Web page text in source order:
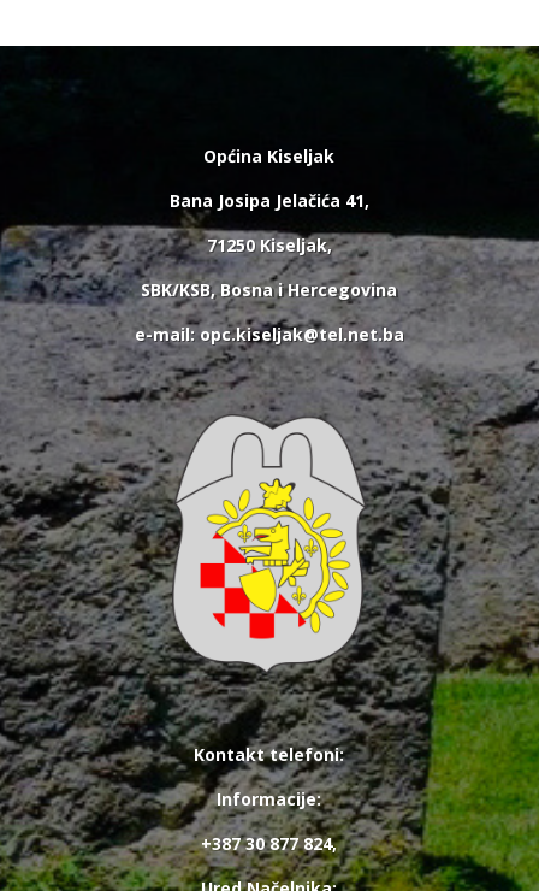
Općina Kiseljak
Bana Josipa Jelačića 41,
71250 Kiseljak,
SBK/KSB, Bosna i Hercegovina
e-mail: opc.kiseljak@tel.net.ba
Kontakt telefoni:
Informacije:
+387 30 877 824,